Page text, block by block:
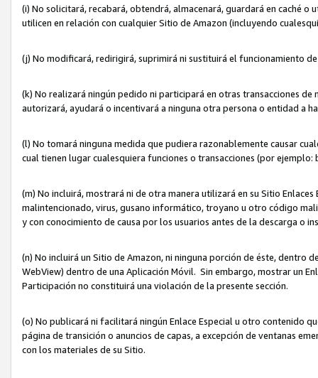
(i) No solicitará, recabará, obtendrá, almacenará, guardará en caché
utilicen en relación con cualquier Sitio de Amazon (incluyendo
(j) No modificará, redirigirá, suprimirá ni sustituirá el funcionamiento
(k) No realizará ningún pedido ni participará en otras transacciones
autorizará, ayudará o incentivará a ninguna otra persona o entidad a
(l) No tomará ninguna medida que pudiera razonablemente causar
cual tienen lugar cualesquiera funciones o transacciones (por
(m) No incluirá, mostrará ni de otra manera utilizará en su Sitio
malintencionado, virus, gusano informático, troyano u otro código
y con conocimiento de causa por los usuarios antes de la descarga
(n) No incluirá un Sitio de Amazon, ni ninguna porción de éste,
WebView) dentro de una Aplicación Móvil. Sin embargo, mostrar un
Participación no constituirá una violación de la presente sección.
(o) No publicará ni facilitará ningún Enlace Especial u otro contenido
página de transición o anuncios de capas, a excepción de ventanas
con los materiales de su Sitio.